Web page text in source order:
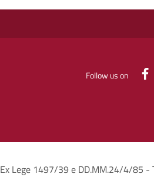
Follow us on
Lege 1497/39 e DD.MM.24/4/85 -